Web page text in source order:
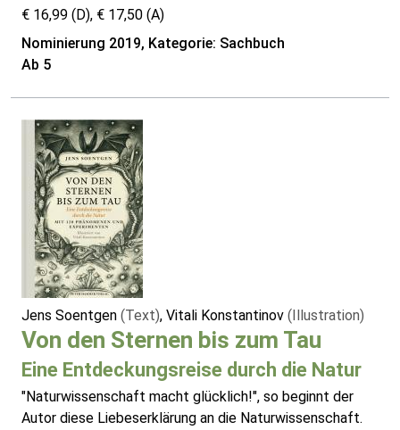
€ 16,99 (D), € 17,50 (A)
Nominierung 2019, Kategorie: Sachbuch
Ab 5
Jens Soentgen (Text), Vitali Konstantinov (Illustration)
Von den Sternen bis zum Tau
Eine Entdeckungsreise durch die Natur
"Naturwissenschaft macht glücklich!", so beginnt der
Autor diese Liebeserklärung an die Naturwissenschaft.